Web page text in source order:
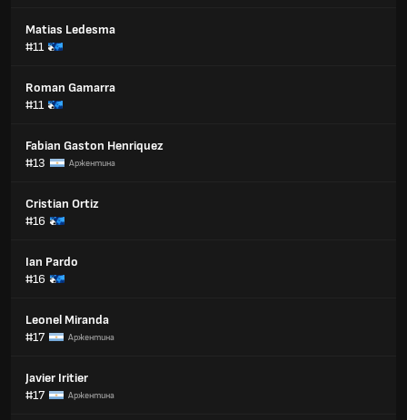
Matias Ledesma
#11
Roman Gamarra
#11
Fabian Gaston Henriquez
#13
Аржентина
Cristian Ortiz
#16
Ian Pardo
#16
Leonel Miranda
#17
Аржентина
Javier Iritier
#17
Аржентина